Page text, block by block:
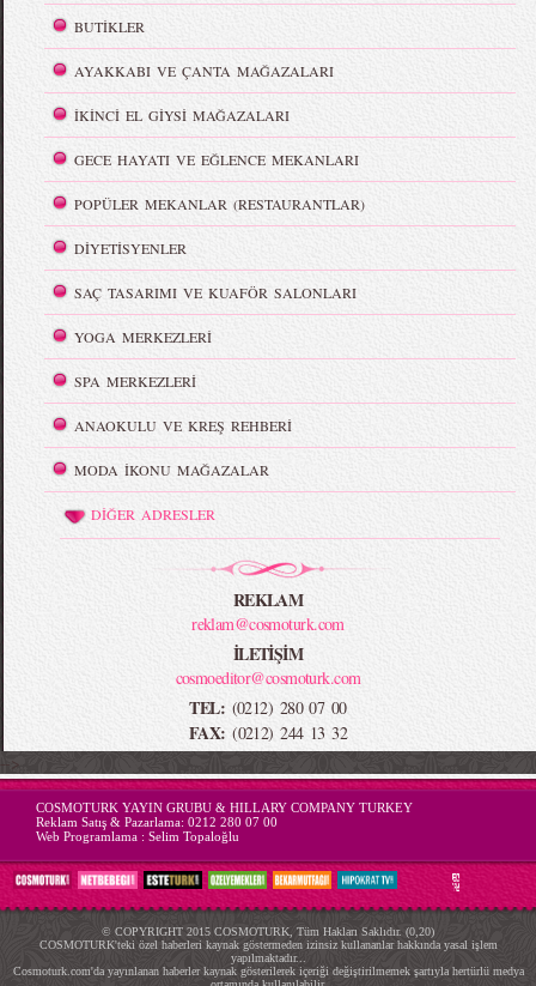
BUTİKLER
AYAKKABI VE ÇANTA MAĞAZALARI
İKİNCİ EL GİYSİ MAĞAZALARI
GECE HAYATI VE EĞLENCE MEKANLARI
POPÜLER MEKANLAR (RESTAURANTLAR)
DİYETİSYENLER
SAÇ TASARIMI VE KUAFÖR SALONLARI
YOGA MERKEZLERİ
SPA MERKEZLERİ
ANAOKULU VE KREŞ REHBERİ
MODA İKONU MAĞAZALAR
DİĞER ADRESLER
REKLAM
reklam@cosmoturk.com
İLETİŞİM
cosmoeditor@cosmoturk.com
TEL: (0212) 280 07 00
FAX: (0212) 244 13 32
-->
COSMOTURK YAYIN GRUBU & HILLARY COMPANY TURKEY
Reklam Satış & Pazarlama: 0212 280 07 00
Web Programlama : Selim Topaloğlu
© COPYRIGHT 2015 COSMOTURK, Tüm Hakları Saklıdır. (0,20)
COSMOTURK'teki özel haberleri kaynak göstermeden izinsiz kullananlar hakkında yasal işlem
yapılmaktadır...
Cosmoturk.com'da yayınlanan haberler kaynak gösterilerek içeriği değiştirilmemek şartıyla hertürlü medya